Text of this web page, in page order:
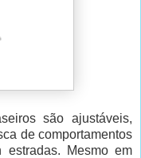
são ajustáveis,
de comportamentos
Mesmo em